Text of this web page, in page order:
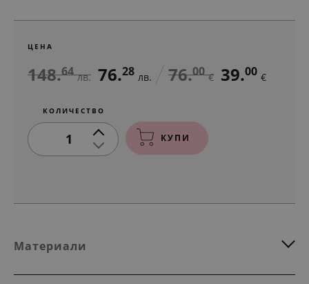
ЦЕНА
148.64 лв. 76.28 лв. 76.00 € 39.00 €
КОЛИЧЕСТВО
1 КУПИ
Материали